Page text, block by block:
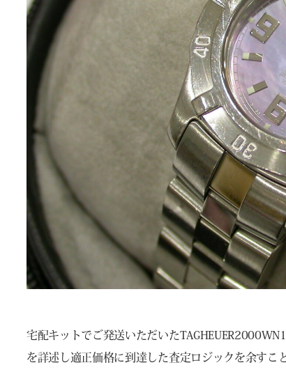
宅配キットでご発送いただいた
を詳述し適正価格に到達した査定ロジックを余すこ